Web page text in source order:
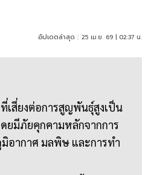
อัปเดตล่าสุด : 25 เม.ย. 69 | 02:37 น.
เสี่ยงต่อการสูญพันธุ์สูงเป็น
ยมีภัยคุกคามหลักจากการ
อากาศ มลพิษ และการทำ